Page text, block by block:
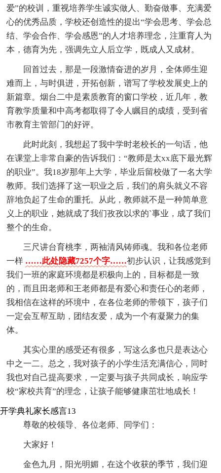
爱”的校训，重视培养学生诚实做人、勤奋做事、充满爱
心的优秀品质，学校还创造性的提出“学会思考、学会总
结、学会合作、学会感恩”的人才培养理念，注重育人为
本，德育为先，强调先立人后立学，既成人又成材。
回首过去，那是一段激情奋进的岁月，全体师生迎
难而上，与时俱进，开拓创新，谱写了学校发展史上的
新篇章。烟台二中是素质教育的窗口学校，近几年，教
育教学质量和中高考都取得了令人瞩目的成绩，受到省
市教育主管部门的好评。
此时此刻，我想起了我中学时老校长的一句话，他
在课堂上非常自豪的告诉我们：“教师是太xx底下最光辉
的职业”。我18岁那年上大学，毕业后留校做了一名大学
教师。我们选择了这一职业之后，我们的肩头就义不容
辞地负起了生命的重托。从此，教师就不是一种简单意
义上的职业，她就成了我们孜孜以求的`事业，成了我们
整个的生命。
三尺讲台育桃李，两袖清风铸师魂。我和各位老师
一样 ……此处隐藏7257个字……初步认识，让我感觉到
我们一班的家庭环境都是积极向上的，目标都是一致
的，而且田老师和王老师都是有爱心和责任心的老师，
我相信在这样的环境中，在各位老师的带领下，孩子们
一定会互帮互助，团结友爱，成为一个有凝聚力的集
体。
其实心里的感受还有很多，写这么多也只是表达心
中之一二。总之，我对孩子的小学生活充满信心，同时
我也对自己提高要求，一定要与孩子共同成长，响应学
校“家校共育”的理念，让孩子能够健康茁壮地成长！
开学典礼家长感言13
尊敬的校领导、各位老师、同学们：
大家好！
金色九月，阳光明媚，在这个收获的季节，我们迎